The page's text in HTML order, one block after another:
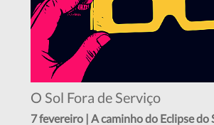
O Sol Fora de Serviço
7 fevereiro | A caminho do Eclipse do